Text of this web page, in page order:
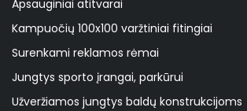
Apsauginiai atitvarai
Kampuočių 100x100 varžtiniai fitingiai
Surenkami reklamos rėmai
Jungtys sporto įrangai, parkūrui
Užveržiamos jungtys baldų konstrukcijoms